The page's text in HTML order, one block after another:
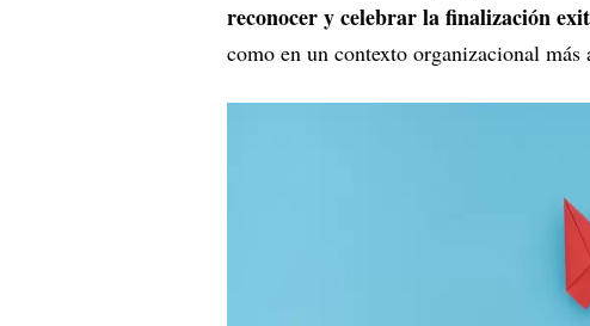
reconocer y celebrar la finalización
como en un contexto organizacional más